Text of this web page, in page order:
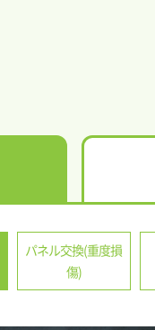
パネル交換(重度損
傷)